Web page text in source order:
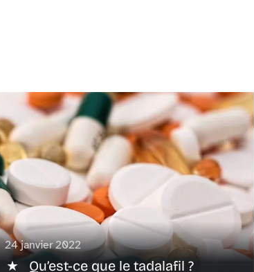
24 janvier 2022
Qu’est-ce que le tadalafil ?